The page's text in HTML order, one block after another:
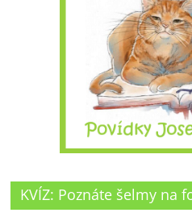
KVÍZ: Poznáte šelmy na